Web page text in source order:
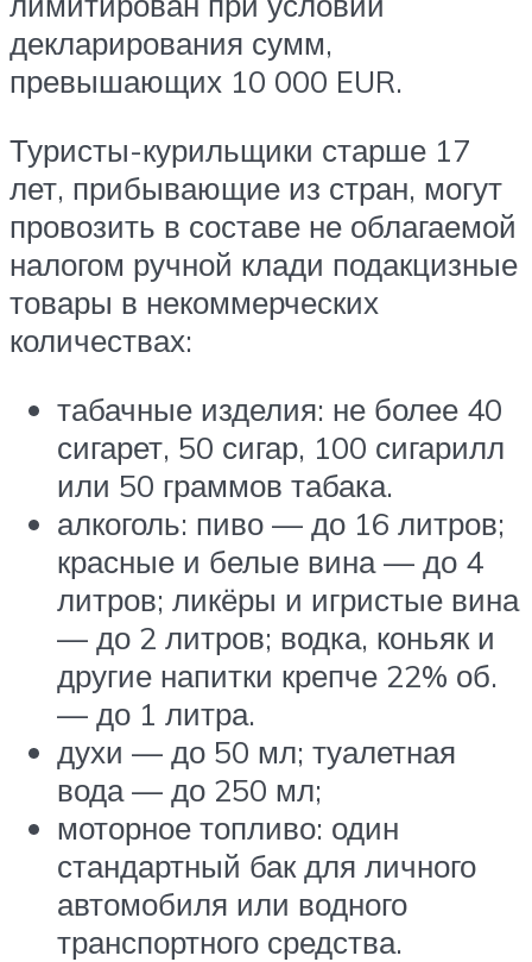
декларирования сумм,
превышающих 10 000 EUR.
Туристы-курильщики старше 17
лет, прибывающие из стран, могут
провозить в составе не облагаемой
налогом ручной клади подакцизные
товары в некоммерческих
количествах:
табачные изделия: не более 40
сигарет, 50 сигар, 100 сигарилл
или 50 граммов табака.
алкоголь: пиво — до 16 литров;
красные и белые вина — до 4
литров; ликёры и игристые вина
— до 2 литров; водка, коньяк и
другие напитки крепче 22% об.
— до 1 литра.
духи — до 50 мл; туалетная
вода — до 250 мл;
моторное топливо: один
стандартный бак для личного
автомобиля или водного
транспортного средства.